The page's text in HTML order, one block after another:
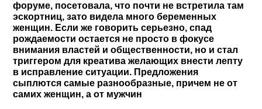
форуме, посетовала, что почти не встретила там
эскортниц, зато видела много беременных
женщин. Если же говорить серьезно, спад
рождаемости остается не просто в фокусе
внимания властей и общественности, но и стал
триггером для креатива желающих внести лепту
в исправление ситуации. Предложения
сыплются самые разнообразные, причем не от
самих женщин, а от мужчин